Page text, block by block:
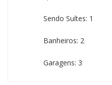
Sendo Suítes: 1
Banheiros: 2
Garagens: 3